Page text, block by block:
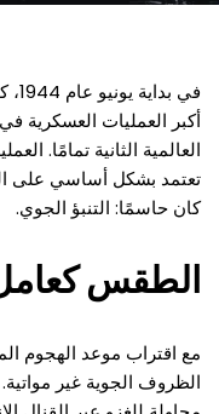
في
أكبر العمليات العسكرية
تعتمد بشكل أساسي على
كان حاسمًا: التنبؤ الجوي.
الطقس
مع اقتراب موعد الهجوم
الظروف الجوية غير